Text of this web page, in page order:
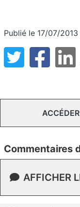
Publié le 17/07/2013
Commentaires
AFFICHER